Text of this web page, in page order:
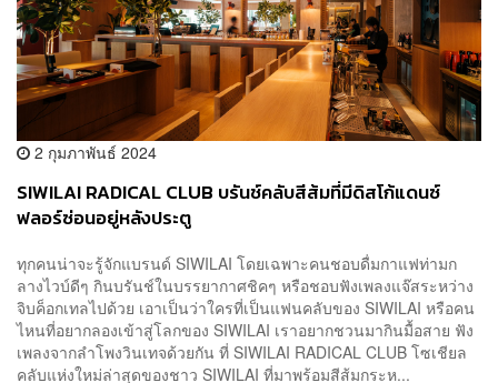
2 กุมภาพันธ์ 2024
SIWILAI RADICAL CLUB บรันช์คลับสีส้มที่มีดิสโก้แดนซ์
ฟลอร์ซ่อนอยู่หลังประตู
ทุกคนน่าจะรู้จักแบรนด์ SIWILAI โดยเฉพาะคนชอบดื่มกาแฟท่ามก
ลางไวบ์ดีๆ กินบรันช์ในบรรยากาศชิคๆ หรือชอบฟังเพลงแจ๊สระหว่าง
จิบค็อกเทลไปด้วย เอาเป็นว่าใครที่เป็นแฟนคลับของ SIWILAI หรือคน
ไหนที่อยากลองเข้าสู่โลกของ SIWILAI เราอยากชวนมากินมื้อสาย ฟัง
เพลงจากลำโพงวินเทจด้วยกัน ที่ SIWILAI RADICAL CLUB โซเชียล
คลับแห่งใหม่ล่าสุดของชาว SIWILAI ที่มาพร้อมสีส้มกระห...